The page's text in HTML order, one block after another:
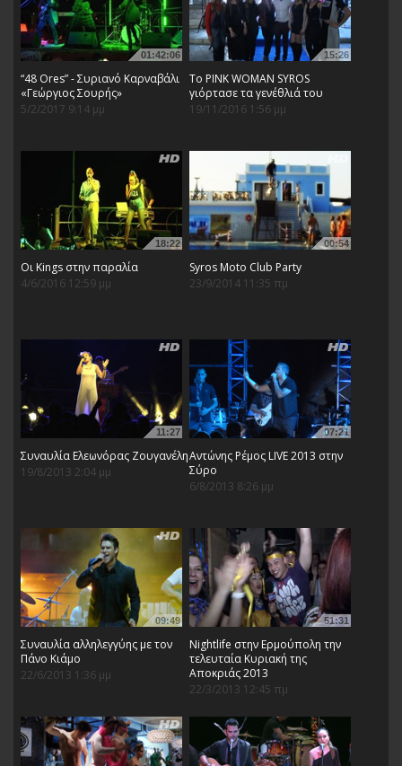
01:42:06
“48 Ores” - Συριανό Καρναβάλι
«Γεώργιος Σουρής»
5/2/2017 9:14 μμ
15:26
Το PINK WOMAN SYROS
γιόρτασε τα γενέθλιά του
19/11/2016 1:56 μμ
18:22
Οι Kings στην παραλία
4/6/2016 12:59 μμ
00:54
Syros Moto Club Party
23/9/2014 11:35 πμ
11:27
Συναυλία Ελεωνόρας Ζουγανέλη
19/8/2013 2:04 μμ
07:21
Αντώνης Ρέμος LIVE 2013 στην
Σύρο
6/8/2013 8:26 μμ
09:49
Συναυλία αλληλεγγύης με τον
Πάνο Κιάμο
22/6/2013 1:36 μμ
51:31
Nightlife στην Ερμούπολη την
τελευταία Κυριακή της
Αποκριάς 2013
22/3/2013 12:45 πμ